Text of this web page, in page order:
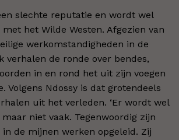
slechte reputatie en wordt wel
het Wilde Westen. Afgezien van
werkomstandigheden in de
verhalen de ronde over bendes,
in en rond het uit zijn voegen
Volgens Ndossy is dat grotendeels
uit het verleden. ‘Er wordt wel
niet vaak. Tegenwoordig zijn
in de mijnen werken opgeleid. Zij